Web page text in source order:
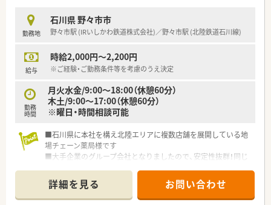
勤務地
石川県 野々市市
野々市駅 (IRいしかわ鉄道株式会社)／野々市駅 (北陸鉄道石川線)
給与
時給2,000円～2,200円
※ご経験・ご勤務条件等を考慮のうえ決定
勤務
時間
月火水金/9:00～18:00（休憩60分）
木土/9:00～17:00（休憩60分）
※曜日・時間相談可能
■石川県に本社を構え北陸エリアに複数店舗を展開している地
場チェーン薬局様です
■大手企業のグループ会社となりましたので、安定性抜群！同じ
■ご勤務時間・曜日のご相談も可能です！ご希望お気軽にお聞か
せください
詳細を見る お問い合わせ